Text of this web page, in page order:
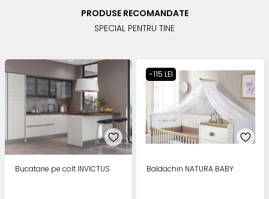
PRODUSE RECOMANDATE
SPECIAL PENTRU TINE
Bucatarie pe colt INVICTUS
-115 LEI
Baldachin NATURA BABY